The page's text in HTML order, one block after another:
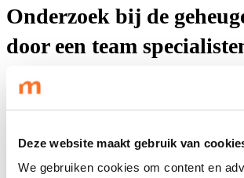
Deze website maakt gebruik van
We gebruiken cookies om content en
Onderzoek bij de
door een team
De geheugenpoli van Maartje beschikt over
verschillende specialisten. Deze specialisten
en eventuele oplossingen. Misschien is een
psychologische behandeling nodig. Of mogelijk